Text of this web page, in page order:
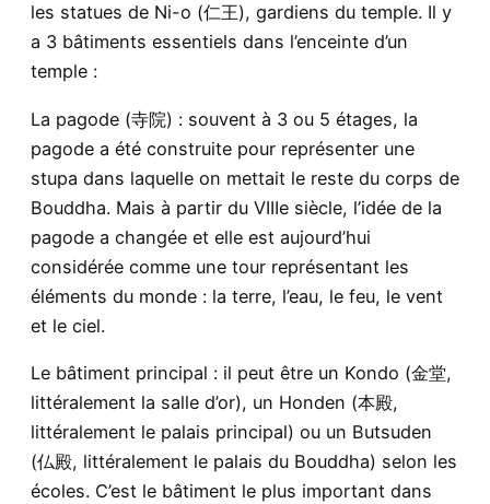
les statues de Ni-o (仁王), gardiens du temple. Il y
a 3 bâtiments essentiels dans l’enceinte d’un
temple :
La pagode (寺院) : souvent à 3 ou 5 étages, la
pagode a été construite pour représenter une
stupa dans laquelle on mettait le reste du corps de
Bouddha. Mais à partir du VIIIe siècle, l’idée de la
pagode a changée et elle est aujourd’hui
considérée comme une tour représentant les
éléments du monde : la terre, l’eau, le feu, le vent
et le ciel.
Le bâtiment principal : il peut être un Kondo (金堂,
littéralement la salle d’or), un Honden (本殿,
littéralement le palais principal) ou un Butsuden
(仏殿, littéralement le palais du Bouddha) selon les
écoles. C’est le bâtiment le plus important dans